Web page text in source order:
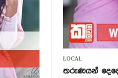
LOCAL
තරුණයන්